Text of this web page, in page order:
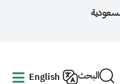
البحث English